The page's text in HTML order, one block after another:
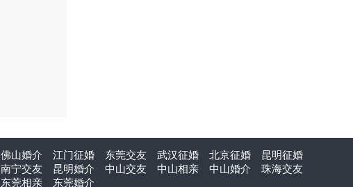
佛山婚介 江门征婚 东莞交友 武汉征婚 北京征婚
昆明征婚
南宁交友 昆明婚介 中山交友 中山相亲 中山婚介
珠海交友
东莞相亲 东莞婚介